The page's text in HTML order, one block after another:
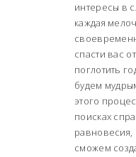
интересы в
каждая
спасти вас
поглотить
будем
этого
поисках
равновесия,
сможем